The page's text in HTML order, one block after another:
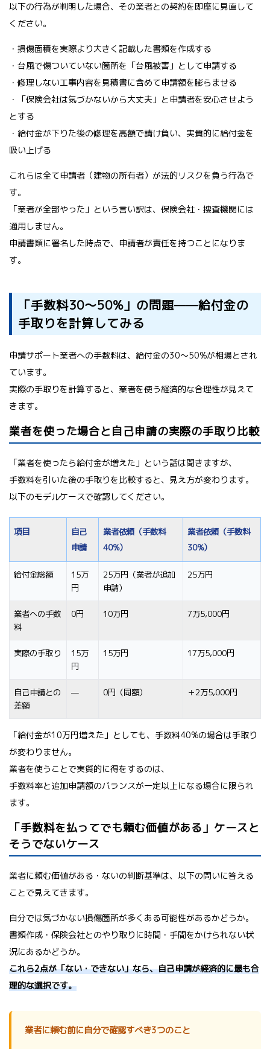
以下の行為が判明した場合、その業者との契約を即座に見直して
ください。
・損傷面積を実際より大きく記載した書類を作成する
・台風で傷ついていない箇所を「台風被害」として申請する
・修理しない工事内容を見積書に含めて申請額を膨らませる
・「保険会社は気づかないから大丈夫」と申請者を安心させよう
とする
・給付金が下りた後の修理を高額で請け負い、実質的に給付金を
吸い上げる
これらは全て申請者（建物の所有者）が法的リスクを負う行為で
す。
「業者が全部やった」という言い訳は、保険会社・捜査機関には
通用しません。
申請書類に署名した時点で、申請者が責任を持つことになりま
す。
「手数料30〜50%」の問題——給付金の
手取りを計算してみる
申請サポート業者への手数料は、給付金の30〜50%が相場とされ
ています。
実際の手取りを計算すると、業者を使う経済的な合理性が見えて
きます。
業者を使った場合と自己申請の実際の手取り比較
「業者を使ったら給付金が増えた」という話は聞きますが、
手数料を引いた後の手取りを比較すると、見え方が変わります。
以下のモデルケースで確認してください。
項目
自己
申請
業者依頼（手数料
40%）
業者依頼（手数料
30%）
給付金総額
15万
円
25万円（業者が追加
申請）
25万円
業者への手数
料
0円 10万円 7万5,000円
実際の手取り
15万
円
15万円 17万5,000円
自己申請との
差額
— 0円（同額） ＋2万5,000円
「給付金が10万円増えた」としても、手数料40%の場合は手取り
が変わりません。
業者を使うことで実質的に得をするのは、
手数料率と追加申請額のバランスが一定以上になる場合に限られ
ます。
「手数料を払ってでも頼む価値がある」ケースと
そうでないケース
業者に頼む価値がある・ないの判断基準は、以下の問いに答える
ことで見えてきます。
自分では気づかない損傷箇所が多くある可能性があるかどうか。
書類作成・保険会社とのやり取りに時間・手間をかけられない状
況にあるかどうか。
これら2点が「ない・できない」なら、自己申請が経済的に最も合
理的な選択です。
業者に頼む前に自分で確認すべき3つのこと